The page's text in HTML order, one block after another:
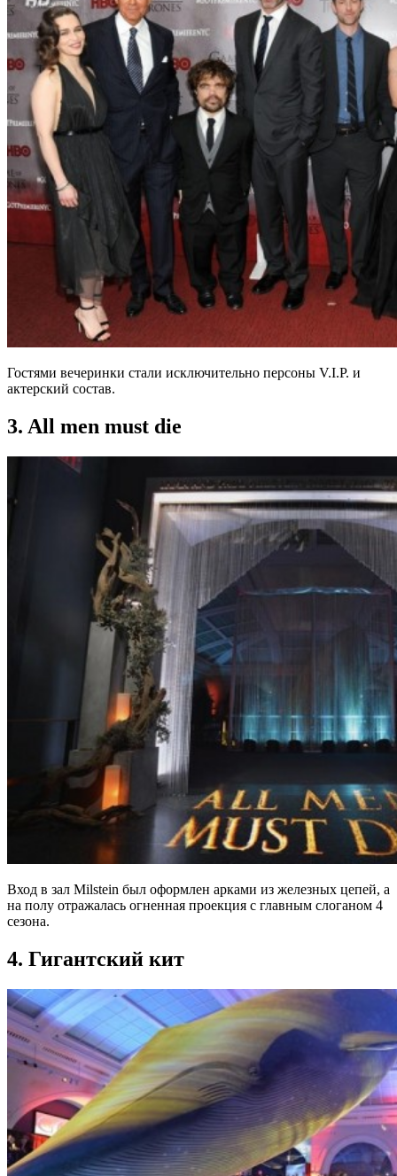
Гостями вечеринки стали исключительно персоны V.I.P. и
актерский состав.
3. All men must die
Вход в зал Milstein был оформлен арками из железных цепей, а
на полу отражалась огненная проекция с главным слоганом 4
сезона.
4. Гигантский кит